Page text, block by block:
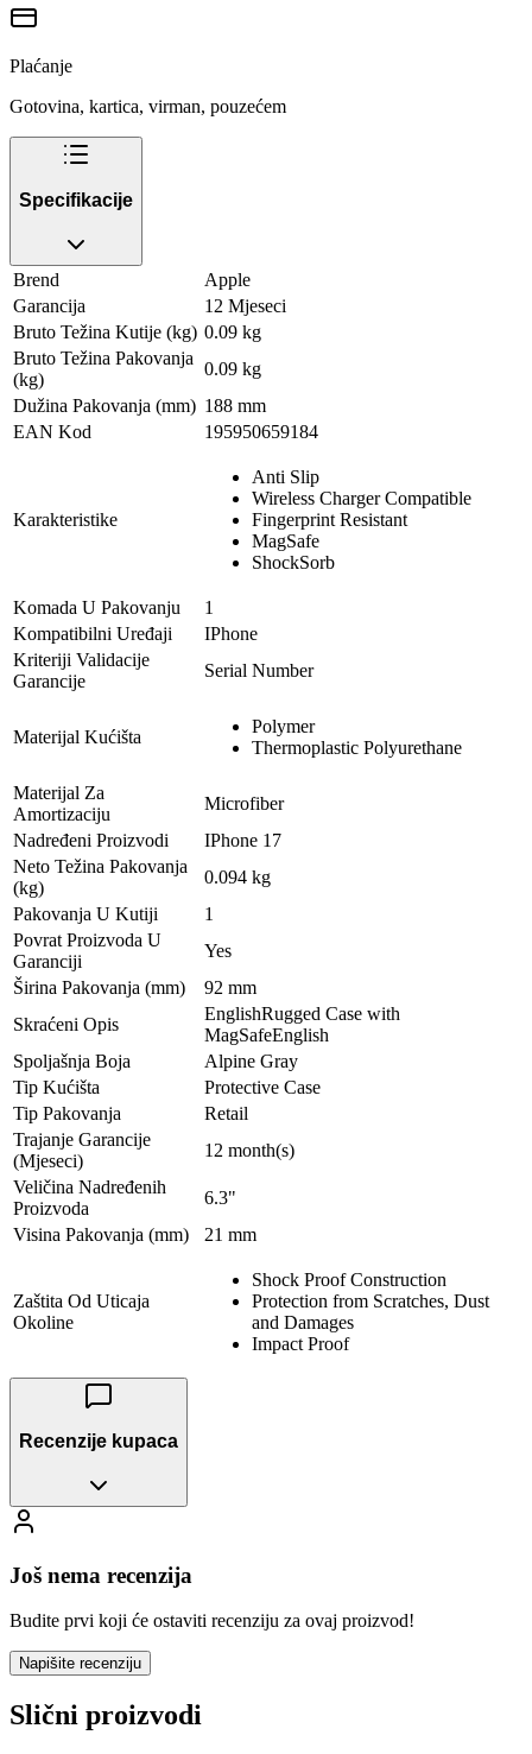
Plaćanje
Gotovina, kartica, virman, pouzećem
Specifikacije
Brend
Apple
Garancija
12 Mjeseci
Bruto Težina Kutije (kg) 0.09 kg
Bruto Težina Pakovanja
(kg)
0.09 kg
Dužina Pakovanja (mm) 188 mm
EAN Kod
195950659184
Karakteristike
Anti Slip
Wireless Charger Compatible
Fingerprint Resistant
MagSafe
ShockSorb
Komada U Pakovanju
1
Kompatibilni Uređaji
IPhone
Kriteriji Validacije
Garancije
Serial Number
Materijal Kućišta
Polymer
Thermoplastic Polyurethane
Materijal Za
Amortizaciju
Microfiber
Nadređeni Proizvodi
IPhone 17
Neto Težina Pakovanja
(kg)
0.094 kg
Pakovanja U Kutiji
1
Povrat Proizvoda U
Garanciji
Yes
Širina Pakovanja (mm)
92 mm
Skraćeni Opis
EnglishRugged Case with
MagSafeEnglish
Spoljašnja Boja
Alpine Gray
Tip Kućišta
Protective Case
Tip Pakovanja
Retail
Trajanje Garancije
(Mjeseci)
12 month(s)
Veličina Nadređenih
Proizvoda
6.3"
Visina Pakovanja (mm)
21 mm
Zaštita Od Uticaja
Okoline
Shock Proof Construction
Protection from Scratches, Dust
and Damages
Impact Proof
Recenzije kupaca
Još nema recenzija
Budite prvi koji će ostaviti recenziju za ovaj proizvod!
Napišite recenziju
Slični proizvodi